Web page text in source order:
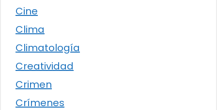
Cine
Clima
Climatología
Creatividad
Crimen
Crímenes